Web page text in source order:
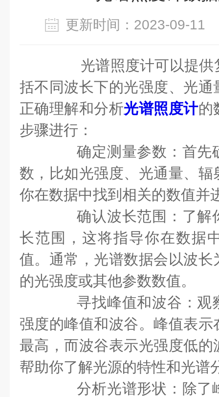
更新时间：2023-09-
光谱照度计可以提供
括不同波长下的光强度、光
正确理解和分析光谱照度计的
步骤进行：
确定测量参数：首先
数，比如光强度、光通量、
你在数据中找到相关的数值并
确认波长范围：了解
长范围，这将指导你在数据
值。通常，光谱数据会以波
的光强度或其他参数数值。
寻找峰值和波谷：观
强度的峰值和波谷。峰值表
最高，而波谷表示光强度低
帮助你了解光源的特性和光谱
分析光谱形状：除了